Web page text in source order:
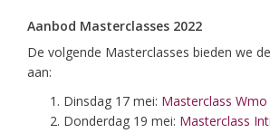
Aanbod Masterclasses 2022
De volgende Masterclasses bieden we
aan:
Dinsdag 17 mei: Masterclass Wmo
Donderdag 19 mei: Masterclass